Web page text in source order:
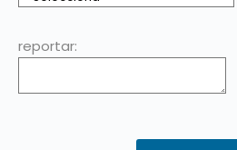
reportar: